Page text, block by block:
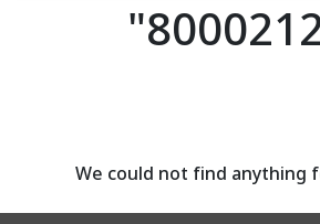
โปรโมชั่น
assignment ลงทะเบียน
We could not find anything